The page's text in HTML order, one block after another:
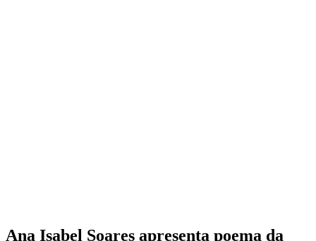
Ana Isabel Soares apresenta poema da